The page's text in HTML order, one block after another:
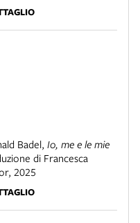
Badel, Io, me e le mie
di Francesca
, 2025